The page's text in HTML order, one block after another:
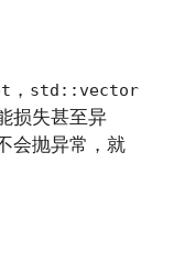
， std::vector
损失甚至异
会抛异常，就